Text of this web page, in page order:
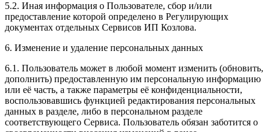
5.2. Иная информация о Пользователе, сбор и/или
предоставление которой определено в Регулирующих
документах отдельных Сервисов ИП Козлова.
6. Изменение и удаление персональных данных
6.1. Пользователь может в любой момент изменить (обновить,
дополнить) предоставленную им персональную информацию
или её часть, а также параметры её конфиденциальности,
воспользовавшись функцией редактирования персональных
данных в разделе, либо в персональном разделе
соответствующего Сервиса. Пользователь обязан заботится о